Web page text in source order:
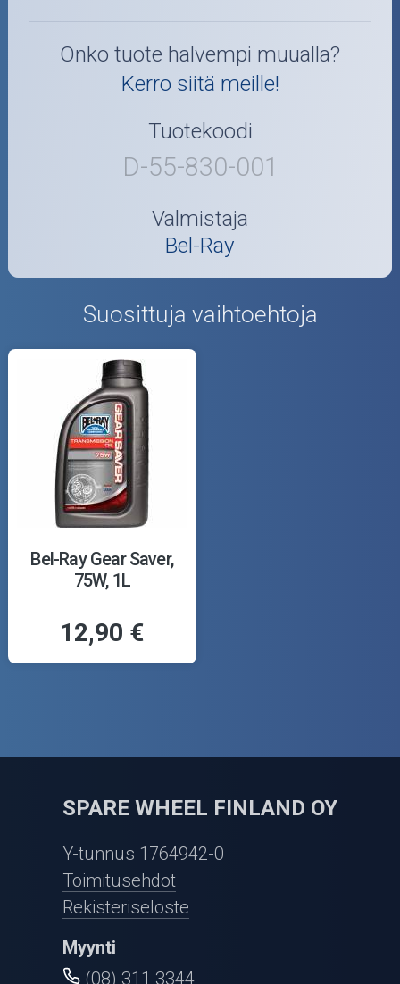
Onko tuote halvempi muualla?
Kerro siitä meille!
Tuotekoodi
D-55-830-001
Valmistaja
Bel-Ray
Suosittuja vaihtoehtoja
Bel-Ray Gear Saver,
75W, 1L
12,90 €
SPARE WHEEL FINLAND OY
Y-tunnus 1764942-0
Toimitusehdot
Rekisteriseloste
Myynti
(08) 311 3344